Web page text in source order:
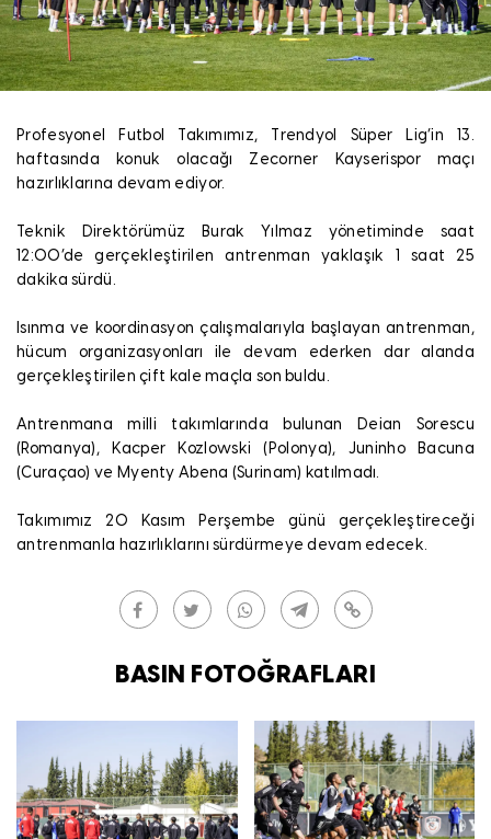
Profesyonel Futbol Takımımız, Trendyol Süper Lig’in 13.
haftasında konuk olacağı Zecorner Kayserispor maçı
hazırlıklarına devam ediyor.
Teknik Direktörümüz Burak Yılmaz yönetiminde saat
12:00’de gerçekleştirilen antrenman yaklaşık 1 saat 25
dakika sürdü.
Isınma ve koordinasyon çalışmalarıyla başlayan antrenman,
hücum organizasyonları ile devam ederken dar alanda
gerçekleştirilen çift kale maçla son buldu.
Antrenmana milli takımlarında bulunan Deian Sorescu
(Romanya), Kacper Kozlowski (Polonya), Juninho Bacuna
(Curaçao) ve Myenty Abena (Surinam) katılmadı.
Takımımız 20 Kasım Perşembe günü gerçekleştireceği
antrenmanla hazırlıklarını sürdürmeye devam edecek.
BASIN FOTOĞRAFLARI